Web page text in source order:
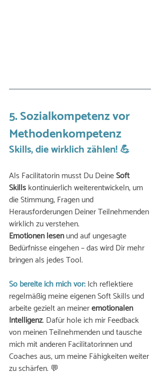
5. Sozialkompetenz vor
Methodenkompetenz
Skills, die wirklich zählen! 💪
Als Facilitatorin musst Du Deine Soft
Skills kontinuierlich weiterentwickeln, um
die Stimmung, Fragen und
Herausforderungen Deiner Teilnehmenden
wirklich zu verstehen.
Emotionen lesen und auf ungesagte
Bedürfnisse eingehen – das wird Dir mehr
bringen als jedes Tool.
So bereite ich mich vor: Ich reflektiere
regelmäßig meine eigenen Soft Skills und
arbeite gezielt an meiner emotionalen
Intelligenz. Dafür hole ich mir Feedback
von meinen Teilnehmenden und tausche
mich mit anderen Facilitatorinnen und
Coaches aus, um meine Fähigkeiten weiter
zu schärfen. 💬